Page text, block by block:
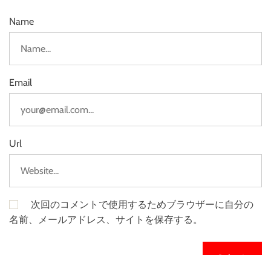
Name
Email
Url
次回のコメントで使用するためブラウザーに自分の
名前、メールアドレス、サイトを保存する。